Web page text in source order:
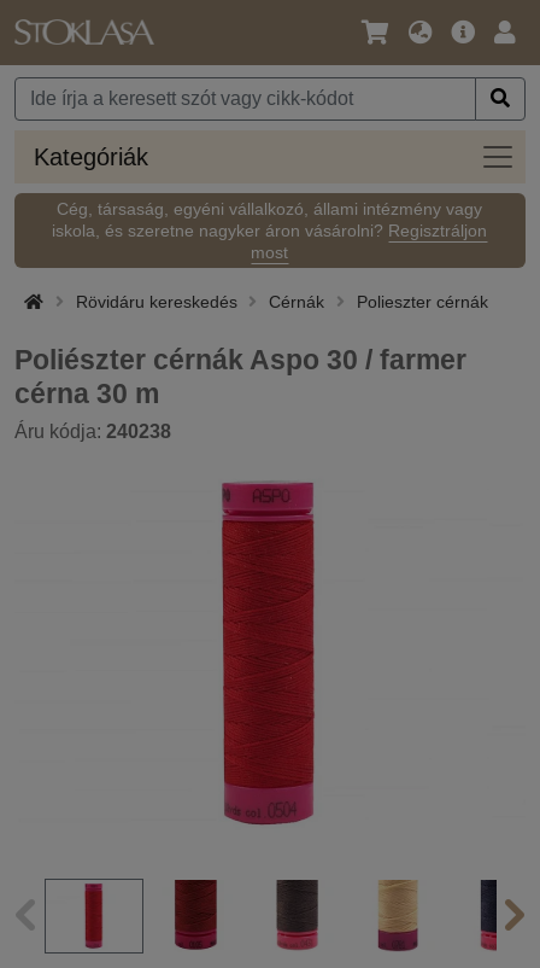
Nyelv
Pénznem
Fő
Kategóriák
Cég, társaság, egyéni vállalkozó, állami intézmény vagy
iskola, és szeretne nagyker áron vásárolni? Regisztráljon
most
Rövidáru kereskedés Cérnák Polieszter cérnák
Poliészter cérnák Aspo 30 / farmer
cérna 30 m
Áru kódja: 240238